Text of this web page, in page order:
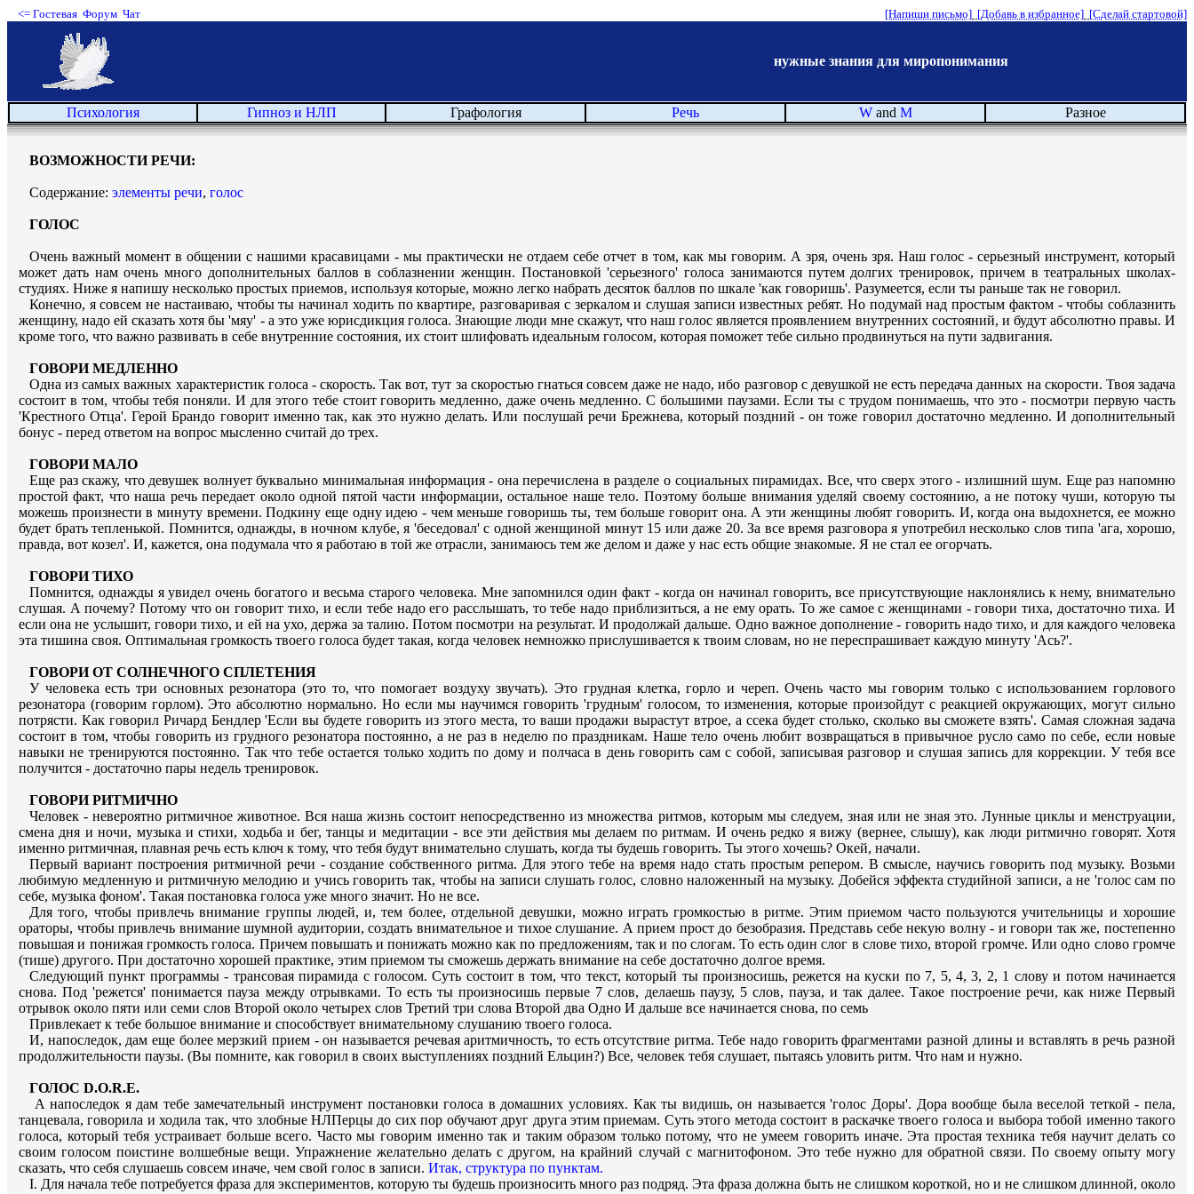
<= Гостевая Форум Чат [Напиши письмо] [Добавь в избранное] [Сделай стартовой]
нужные знания для миропонимания
Психология Гипноз и НЛП Графология Речь Wand M Разное
ВОЗМОЖНОСТИ РЕЧИ:
Содержание: элементы речи, голос
ГОЛОС
Очень важный момент в общении с нашими красавицами - мы практически не отдаем себе отчет в том, как мы говорим. А зря, очень зря. Наш голос - серьезный инструмент, который
может дать нам очень много дополнительных баллов в соблазнении женщин. Постановкой 'серьезного' голоса занимаются путем долгих тренировок, причем в театральных школах-
студиях. Ниже я напишу несколько простых приемов, используя которые, можно легко набрать десяток баллов по шкале 'как говоришь'. Разумеется, если ты раньше так не говорил.
Конечно, я совсем не настаиваю, чтобы ты начинал ходить по квартире, разговаривая с зеркалом и слушая записи известных ребят. Но подумай над простым фактом - чтобы соблазнить
женщину, надо ей сказать хотя бы 'мяу' - а это уже юрисдикция голоса. Знающие люди мне скажут, что наш голос является проявлением внутренних состояний, и будут абсолютно правы. И
кроме того, что важно развивать в себе внутренние состояния, их стоит шлифовать идеальным голосом, которая поможет тебе сильно продвинуться на пути задвигания.
ГОВОРИ МЕДЛЕННО
Одна из самых важных характеристик голоса - скорость. Так вот, тут за скоростью гнаться совсем даже не надо, ибо разговор с девушкой не есть передача данных на скорости. Твоя задача
состоит в том, чтобы тебя поняли. И для этого тебе стоит говорить медленно, даже очень медленно. С большими паузами. Если ты с трудом понимаешь, что это - посмотри первую часть
'Крестного Отца'. Герой Брандо говорит именно так, как это нужно делать. Или послушай речи Брежнева, который поздний - он тоже говорил достаточно медленно. И дополнительный
бонус - перед ответом на вопрос мысленно считай до трех.
ГОВОРИ МАЛО
Еще раз скажу, что девушек волнует буквально минимальная информация - она перечислена в разделе о социальных пирамидах. Все, что сверх этого - излишний шум. Еще раз напомню
простой факт, что наша речь передает около одной пятой части информации, остальное наше тело. Поэтому больше внимания уделяй своему состоянию, а не потоку чуши, которую ты
можешь произнести в минуту времени. Подкину еще одну идею - чем меньше говоришь ты, тем больше говорит она. А эти женщины любят говорить. И, когда она выдохнется, ее можно
будет брать тепленькой. Помнится, однажды, в ночном клубе, я 'беседовал' с одной женщиной минут 15 или даже 20. За все время разговора я употребил несколько слов типа 'ага, хорошо,
правда, вот козел'. И, кажется, она подумала что я работаю в той же отрасли, занимаюсь тем же делом и даже у нас есть общие знакомые. Я не стал ее огорчать.
ГОВОРИ ТИХО
Помнится, однажды я увидел очень богатого и весьма старого человека. Мне запомнился один факт - когда он начинал говорить, все присутствующие наклонялись к нему, внимательно
слушая. А почему? Потому что он говорит тихо, и если тебе надо его расслышать, то тебе надо приблизиться, а не ему орать. То же самое с женщинами - говори тиха, достаточно тиха. И
если она не услышит, говори тихо, и ей на ухо, держа за талию. Потом посмотри на результат. И продолжай дальше. Одно важное дополнение - говорить надо тихо, и для каждого человека
эта тишина своя. Оптимальная громкость твоего голоса будет такая, когда человек немножко прислушивается к твоим словам, но не переспрашивает каждую минуту 'Ась?'.
ГОВОРИ ОТ СОЛНЕЧНОГО СПЛЕТЕНИЯ
У человека есть три основных резонатора (это то, что помогает воздуху звучать). Это грудная клетка, горло и череп. Очень часто мы говорим только с использованием горлового
резонатора (говорим горлом). Это абсолютно нормально. Но если мы научимся говорить 'грудным' голосом, то изменения, которые произойдут с реакцией окружающих, могут сильно
потрясти. Как говорил Ричард Бендлер 'Если вы будете говорить из этого места, то ваши продажи вырастут втрое, а ссека будет столько, сколько вы сможете взять'. Самая сложная задача
состоит в том, чтобы говорить из грудного резонатора постоянно, а не раз в неделю по праздникам. Наше тело очень любит возвращаться в привычное русло само по себе, если новые
навыки не тренируются постоянно. Так что тебе остается только ходить по дому и полчаса в день говорить сам с собой, записывая разговор и слушая запись для коррекции. У тебя все
получится - достаточно пары недель тренировок.
ГОВОРИ РИТМИЧНО
Человек - невероятно ритмичное животное. Вся наша жизнь состоит непосредственно из множества ритмов, которым мы следуем, зная или не зная это. Лунные циклы и менструации,
смена дня и ночи, музыка и стихи, ходьба и бег, танцы и медитации - все эти действия мы делаем по ритмам. И очень редко я вижу (вернее, слышу), как люди ритмично говорят. Хотя
именно ритмичная, плавная речь есть ключ к тому, что тебя будут внимательно слушать, когда ты будешь говорить. Ты этого хочешь? Окей, начали.
Первый вариант построения ритмичной речи - создание собственного ритма. Для этого тебе на время надо стать простым репером. В смысле, научись говорить под музыку. Возьми
любимую медленную и ритмичную мелодию и учись говорить так, чтобы на записи слушать голос, словно наложенный на музыку. Добейся эффекта студийной записи, а не 'голос сам по
себе, музыка фоном'. Такая постановка голоса уже много значит. Но не все.
Для того, чтобы привлечь внимание группы людей, и, тем более, отдельной девушки, можно играть громкостью в ритме. Этим приемом часто пользуются учительницы и хорошие
ораторы, чтобы привлечь внимание шумной аудитории, создать внимательное и тихое слушание. А прием прост до безобразия. Представь себе некую волну - и говори так же, постепенно
повышая и понижая громкость голоса. Причем повышать и понижать можно как по предложениям, так и по слогам. То есть один слог в слове тихо, второй громче. Или одно слово громче
(тише) другого. При достаточно хорошей практике, этим приемом ты сможешь держать внимание на себе достаточно долгое время.
Следующий пункт программы - трансовая пирамида с голосом. Суть состоит в том, что текст, который ты произносишь, режется на куски по 7, 5, 4, 3, 2, 1 слову и потом начинается
снова. Под 'режется' понимается пауза между отрывками. То есть ты произносишь первые 7 слов, делаешь паузу, 5 слов, пауза, и так далее. Такое построение речи, как ниже Первый
отрывок около пяти или семи слов Второй около четырех слов Третий три слова Второй два Одно И дальше все начинается снова, по семь
Привлекает к тебе большое внимание и способствует внимательному слушанию твоего голоса.
И, напоследок, дам еще более мерзкий прием - он называется речевая аритмичность, то есть отсутствие ритма. Тебе надо говорить фрагментами разной длины и вставлять в речь разной
продолжительности паузы. (Вы помните, как говорил в своих выступлениях поздний Ельцин?) Все, человек тебя слушает, пытаясь уловить ритм. Что нам и нужно.
ГОЛОС D.O.R.E.
А напоследок я дам тебе замечательный инструмент постановки голоса в домашних условиях. Как ты видишь, он называется 'голос Доры'. Дора вообще была веселой теткой - пела,
танцевала, говорила и ходила так, что злобные НЛПерцы до сих пор обучают друг друга этим приемам. Суть этого метода состоит в раскачке твоего голоса и выбора тобой именно такого
голоса, который тебя устраивает больше всего. Часто мы говорим именно так и таким образом только потому, что не умеем говорить иначе. Эта простая техника тебя научит делать со
своим голосом поистине волшебные вещи. Упражнение желательно делать с другом, на крайний случай с магнитофоном. Это тебе нужно для обратной связи. По своему опыту могу
сказать, что себя слушаешь совсем иначе, чем свой голос в записи. Итак, структура по пунктам.
I. Для начала тебе потребуется фраза для экспериментов, которую ты будешь произносить много раз подряд. Эта фраза должна быть не слишком короткой, но и не слишком длинной, около